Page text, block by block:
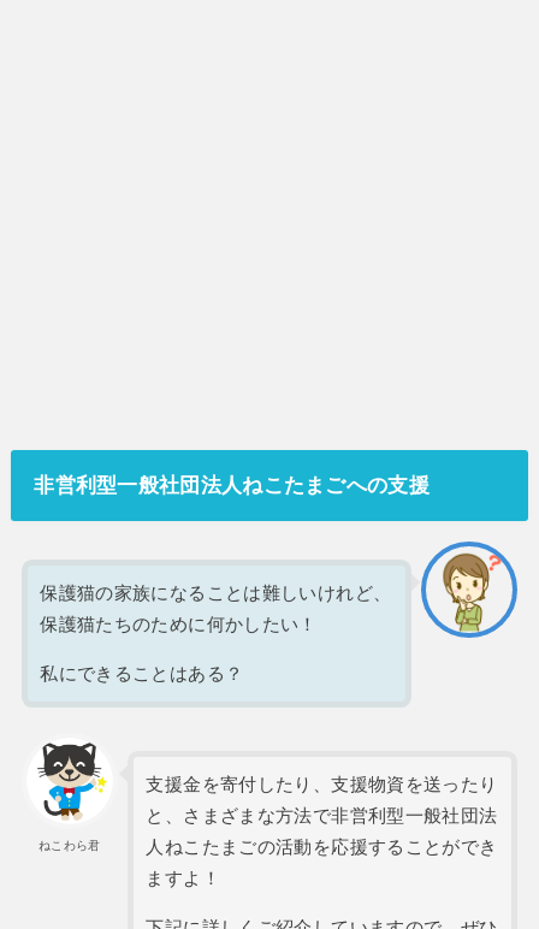
非営利型一般社団法人ねこたまごへの支援
保護猫の家族になることは難しいけれど、
保護猫たちのために何かしたい！
私にできることはある？
ねこわら君
支援金を寄付したり、支援物資を送ったり
と、さまざまな方法で非営利型一般社団法
人ねこたまごの活動を応援することができ
ますよ！